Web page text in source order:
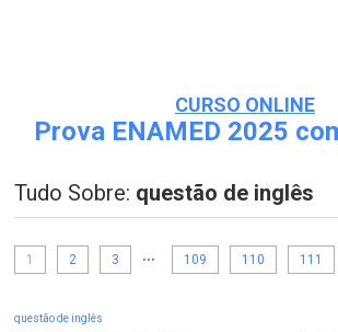
CURSO ONLINE
Prova ENAMED 2025
Tudo Sobre: questão de inglês
1 2 3 ... 109 110 111
questão de inglês